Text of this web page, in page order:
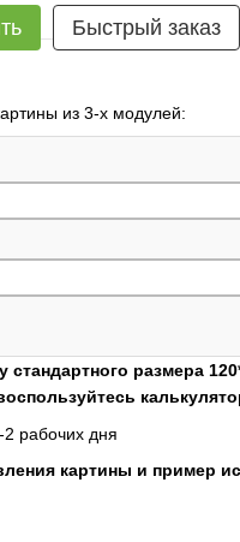
Быстрый заказ
из 3-х модулей:
стандартного размера
2 рабочих дня
картины и пример